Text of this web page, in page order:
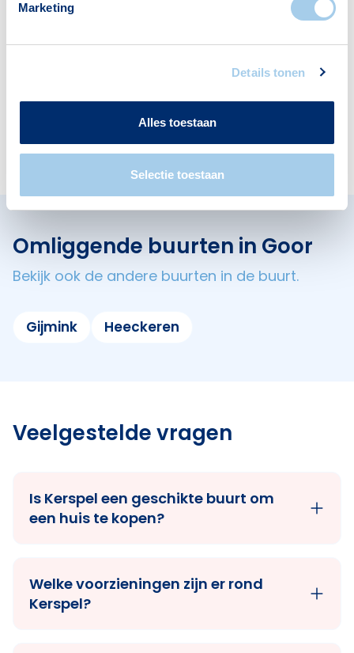
Marketing
Details tonen
Alles toestaan
Selectie toestaan
Deze wijk heeft het allemaal voor je. Zo vind je
er:
2
Omliggende buurten in Goor
Bekijk ook de andere buurten in de buurt.
Gijmink Heeckeren
Veelgestelde vragen
Is Kerspel een geschikte buurt om
een huis te kopen?
Welke voorzieningen zijn er rond
Kerspel?